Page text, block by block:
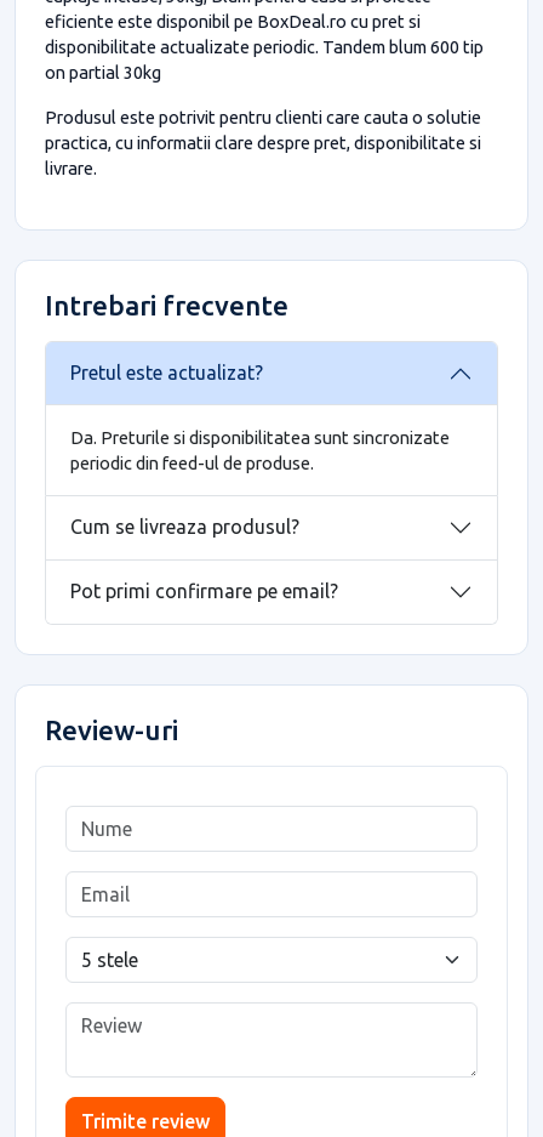
eficiente este disponibil pe BoxDeal.ro cu pret si
disponibilitate actualizate periodic. Tandem blum 600 tip
on partial 30kg
Produsul este potrivit pentru clienti care cauta o solutie
practica, cu informatii clare despre pret, disponibilitate si
livrare.
Intrebari frecvente
Pretul este actualizat?
Da. Preturile si disponibilitatea sunt sincronizate
periodic din feed-ul de produse.
Cum se livreaza produsul?
Pot primi confirmare pe email?
Review-uri
Trimite review